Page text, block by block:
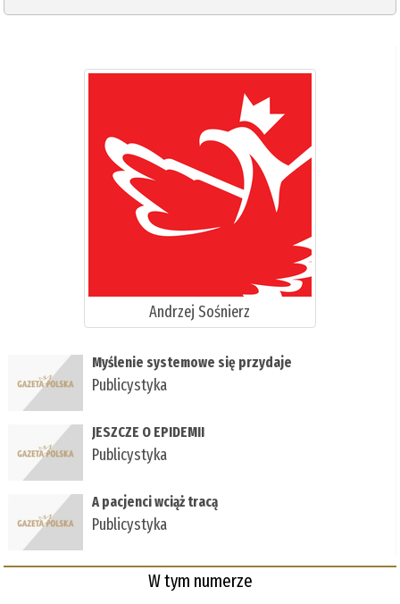
Andrzej Sośnierz
Myślenie systemowe się przydaje
Publicystyka
JESZCZE O EPIDEMII
Publicystyka
A pacjenci wciąż tracą
Publicystyka
W tym numerze